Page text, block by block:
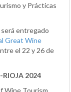
y Prácticas
entregado
Great Wine
el 22 y 26 de
RIOJA 2024
Wine Tourism